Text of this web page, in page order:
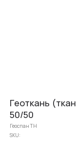
Геоткань
50/50
Геоспан ТН
SKU: